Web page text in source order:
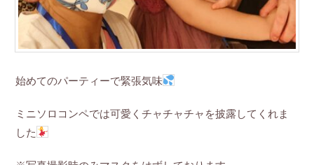
始めてのパーティーで緊張気味
ミニソロコンペでは可愛くチャチャチャを披露してくれま
した